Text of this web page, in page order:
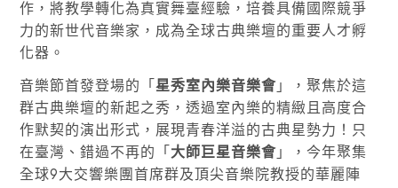
作，將教學轉化為真實舞臺經驗，培養具備國際競爭
力的新世代音樂家，成為全球古典樂壇的重要人才孵
化器。
音樂節首發登場的「星秀室內樂音樂會」，聚焦於這
群古典樂壇的新起之秀，透過室內樂的精緻且高度合
作默契的演出形式，展現青春洋溢的古典星勢力！只
在臺灣、錯過不再的「大師巨星音樂會」，今年聚集
全球9大交響樂團首席群及頂尖音樂院教授的華麗陣